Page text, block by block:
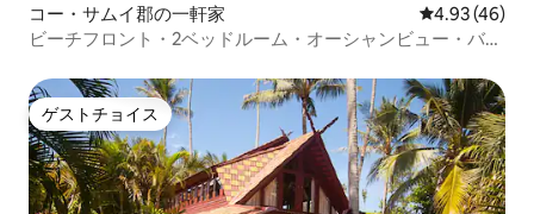
コー・サムイ郡の一軒家 レビュー46
4.93 (46)
ビーチフロント・2ベッドルーム・オーシャンビュー・バン
ゲストチョイス
ゲストチョイス